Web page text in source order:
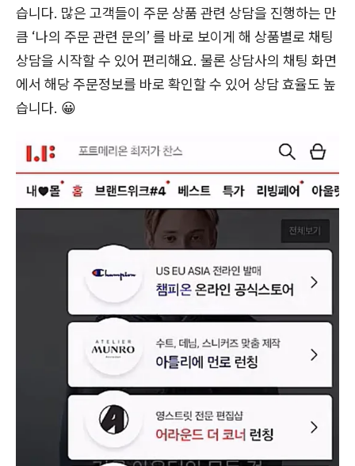
습니다. 많은 고객들이 주문 상품 관련 상담을 진행하는 만
큼 ‘나의 주문 관련 문의’ 를 바로 보이게 해 상품별로 채팅
상담을 시작할 수 있어 편리해요. 물론 상담사의 채팅 화면
에서 해당 주문정보를 바로 확인할 수 있어 상담 효율도 높
습니다. 😀